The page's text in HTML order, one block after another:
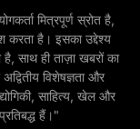
मित्रपूर्ण स्रोत है,
करता है। इसका उद्देश्य
है, साथ ही ताज़ा खबरों का
विशेषज्ञता और
साहित्य, खेल और
हैं।"